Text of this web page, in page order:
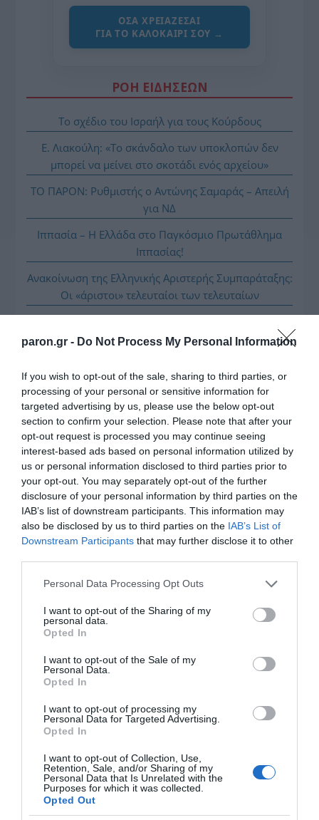
paron.gr - Do Not Process My Personal Information
If you wish to opt-out of the sale, sharing to third parties, or
processing of your personal or sensitive information for
targeted advertising by us, please use the below opt-out
section to confirm your selection. Please note that after your
opt-out request is processed you may continue seeing
interest-based ads based on personal information utilized by
us or personal information disclosed to third parties prior to
your opt-out. You may separately opt-out of the further
disclosure of your personal information by third parties on the
IAB’s list of downstream participants. This information may
also be disclosed by us to third parties on the IAB’s List of
Downstream Participants that may further disclose it to other
Please note that this website/app uses one or more Google
not limited to your visit or usage behaviour. You may click to
grant or deny consent to Google and its third-party tags to
use your data for below specified purposes in below Google
consent section.
Personal Data Processing Opt Outs
I want to opt-out of the Sharing of my
personal data.
Opted In
I want to opt-out of the Sale of my
Personal Data.
Opted In
I want to opt-out of processing my
Personal Data for Targeted Advertising.
Opted In
I want to opt-out of Collection, Use,
Retention, Sale, and/or Sharing of my
Personal Data that Is Unrelated with the
Purposes for which it was collected.
Opted Out
ΌΣΑ ΧΡΕΙΆΖΕΣΑΙ
ΓΙΑ ΤΟ ΚΑΛΟΚΑΊΡΙ ΣΟΥ →
ΡΟΗ ΕΙΔΗΣΕΩΝ
Το σχέδιο του Ισραήλ για τους Κούρδους
Ε. Λιακούλη: «Το σκάνδαλο των υποκλοπών δεν
μπορεί να μείνει στο σκοτάδι ενός αρχείου»
ΤΟ ΠΑΡΟΝ: Ρυθμιστής ο Αντώνης Σαμαράς – Απειλή
για ΝΔ
Ιππασία – Η Ελλάδα στο Παγκόσμιο Πρωτάθλημα
Ιππασίας!
Ανακοίνωση της Ελληνικής Αριστερής Συμπαράταξης:
Οι «άριστοι» τελευταίοι των τελευταίων
ένα φαρμακείο διακοπών
ΔΕΙΤΕ ΤΗΝ ΚΙΝΗΣΗ ΣΤΟΥΣ ΔΡΌΜΟΥΣ
Κίνηση Τώρα: Live Χάρτης Αθήνας
ΠΑΤΗΣΤΕ ΓΙΑ LIVE ΚΙΝΗΣΗ